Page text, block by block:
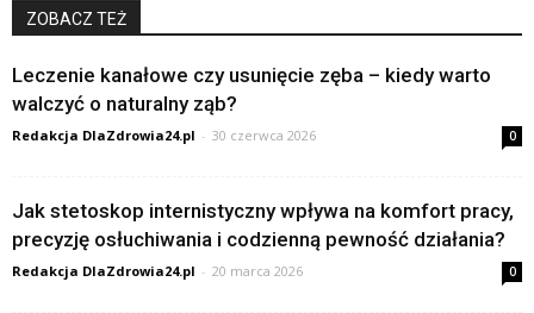
ZOBACZ TEŻ
Leczenie kanałowe czy usunięcie zęba – kiedy warto
walczyć o naturalny ząb?
Redakcja DlaZdrowia24.pl - 30 czerwca 2026 0
Jak stetoskop internistyczny wpływa na komfort pracy,
precyzję osłuchiwania i codzienną pewność działania?
Redakcja DlaZdrowia24.pl - 20 marca 2026 0